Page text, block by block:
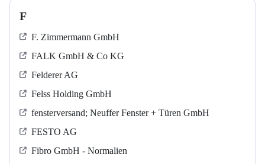
F
F. Zimmermann GmbH
FALK GmbH & Co KG
Felderer AG
Felss Holding GmbH
fensterversand; Neuffer Fenster + Türen GmbH
FESTO AG
Fibro GmbH - Normalien